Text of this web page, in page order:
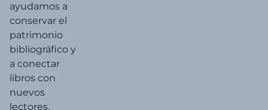
ayudamos a
conservar el
patrimonio
bibliográfico y
a conectar
libros con
nuevos
lectores.